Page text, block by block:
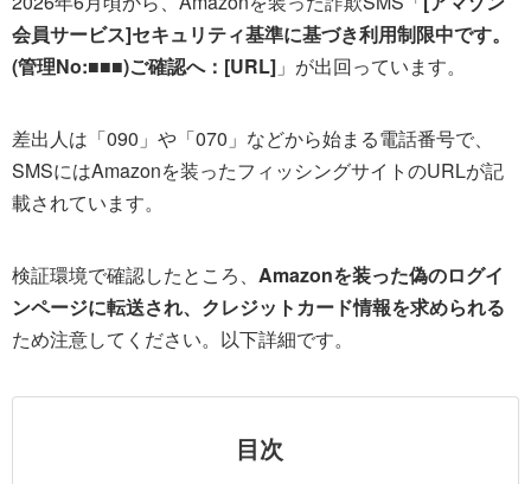
会員サービス]セキュリティ基準に基づき利用制限中です。
(管理No:■■■)ご確認へ：[URL] 」が出回っています。
差出人は「090」や「070」などから始まる電話番号で、
SMSにはAmazonを装ったフィッシングサイトのURLが記
載されています。
検証環境で確認したところ、 Amazonを装った偽のログイ
ンページに転送され、クレジットカード情報を求められる
ため注意してください。以下詳細です。
目次